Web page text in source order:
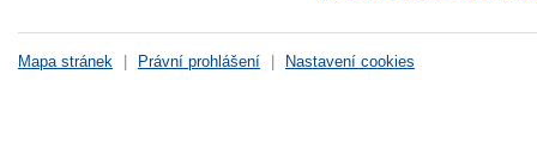
Mapa stránek Právní prohlášení Nastavení cookies